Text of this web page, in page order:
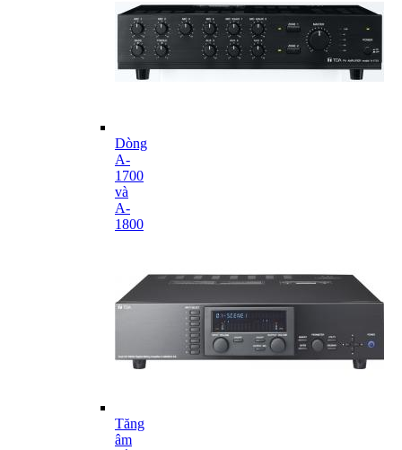
Dòng
A-
1700
và
A-
1800
Tăng
âm